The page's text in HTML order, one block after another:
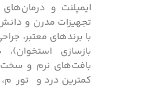
ایمپلنت و
تجهیزات مدرن و
با برندهای معتبر،
بازسازی استخوان)،
بافت‌های نرم و سخت
کمترین درد و